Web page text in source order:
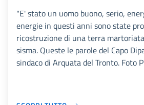
"E' stato un uomo buono, serio,
energie in questi anni sono state
ricostruzione di una terra
sisma. Queste le parole del Capo
sindaco di Arquata del Tronto. Foto